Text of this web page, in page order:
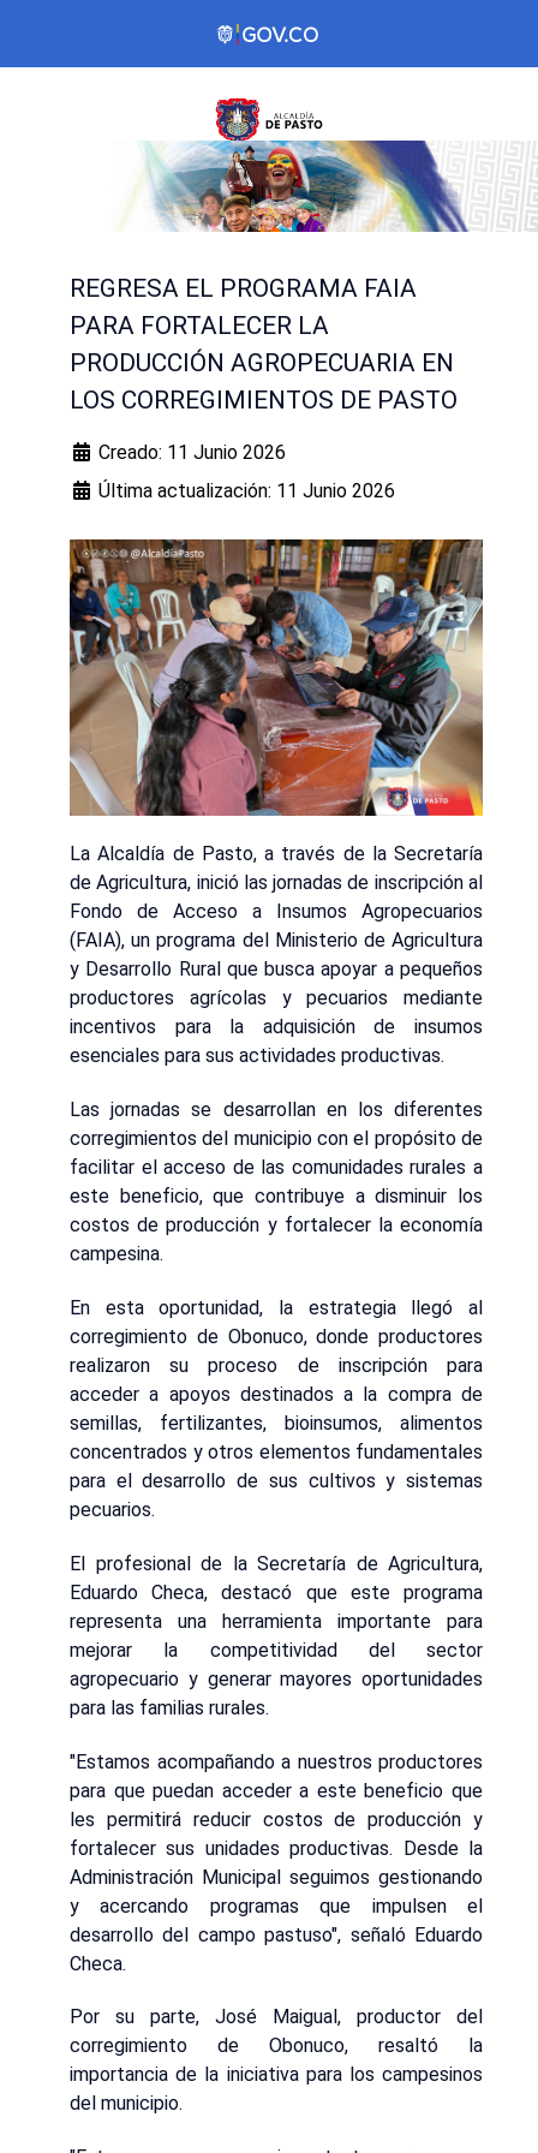
REGRESA EL PROGRAMA FAIA
PARA FORTALECER LA
PRODUCCIÓN AGROPECUARIA EN
LOS CORREGIMIENTOS DE PASTO
Creado: 11 Junio 2026
Última actualización: 11 Junio 2026
La Alcaldía de Pasto, a través de la Secretaría
de Agricultura, inició las jornadas de inscripción al
Fondo de Acceso a Insumos Agropecuarios
(FAIA), un programa del Ministerio de Agricultura
y Desarrollo Rural que busca apoyar a pequeños
productores agrícolas y pecuarios mediante
incentivos para la adquisición de insumos
esenciales para sus actividades productivas.
Las jornadas se desarrollan en los diferentes
corregimientos del municipio con el propósito de
facilitar el acceso de las comunidades rurales a
este beneficio, que contribuye a disminuir los
costos de producción y fortalecer la economía
campesina.
En esta oportunidad, la estrategia llegó al
corregimiento de Obonuco, donde productores
realizaron su proceso de inscripción para
acceder a apoyos destinados a la compra de
semillas, fertilizantes, bioinsumos, alimentos
concentrados y otros elementos fundamentales
para el desarrollo de sus cultivos y sistemas
pecuarios.
El profesional de la Secretaría de Agricultura,
Eduardo Checa, destacó que este programa
representa una herramienta importante para
mejorar la competitividad del sector
agropecuario y generar mayores oportunidades
para las familias rurales.
"Estamos acompañando a nuestros productores
para que puedan acceder a este beneficio que
les permitirá reducir costos de producción y
fortalecer sus unidades productivas. Desde la
Administración Municipal seguimos gestionando
y acercando programas que impulsen el
desarrollo del campo pastuso", señaló Eduardo
Checa.
Por su parte, José Maigual, productor del
corregimiento de Obonuco, resaltó la
importancia de la iniciativa para los campesinos
del municipio.